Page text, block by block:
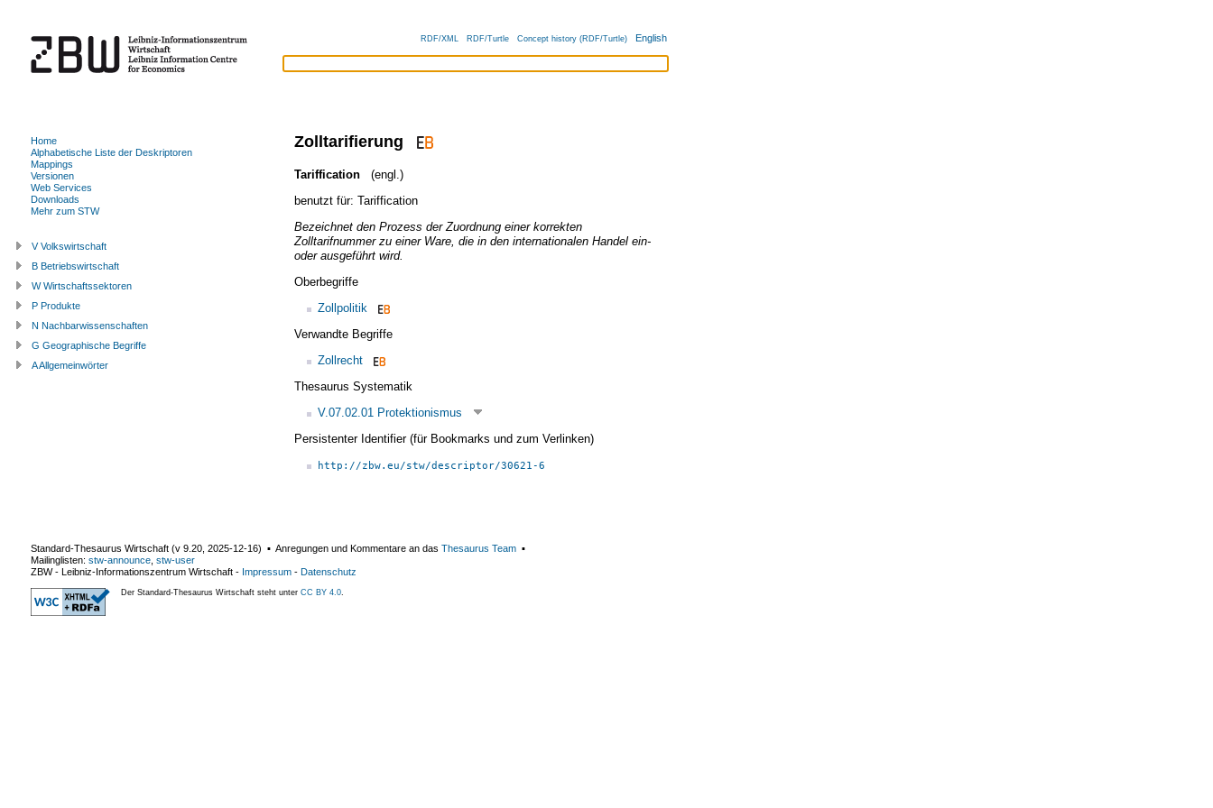
RDF/XML RDF/Turtle Concept history (RDF/Turtle) English
Zolltarifierung
Tariffication
(engl.)
benutzt für: Tariffication
Bezeichnet den Prozess der Zuordnung einer korrekten
Zolltarifnummer zu einer Ware, die in den internationalen Handel ein-
oder ausgeführt wird.
Oberbegriffe
Zollpolitik
Verwandte Begriffe
Zollrecht
Thesaurus Systematik
V.07.02.01 Protektionismus
Persistenter Identifier (für Bookmarks und zum Verlinken)
http://zbw.eu/stw/descriptor/30621-6
Home
Alphabetische Liste der Deskriptoren
Mappings
Versionen
Web Services
Downloads
Mehr zum STW
V Volkswirtschaft
B Betriebswirtschaft
W Wirtschaftssektoren
P Produkte
N Nachbarwissenschaften
G Geographische Begriffe
A Allgemeinwörter
Standard-Thesaurus Wirtschaft (v 9.20 2025-12-16) ▪ Anregungen und Kommentare an das Thesaurus Team ▪
Mailinglisten: stw-announce stw-user
ZBW - Leibniz-Informationszentrum Wirtschaft - Impressum - Datenschutz
Der Standard-Thesaurus Wirtschaft steht unter CC BY 4.0